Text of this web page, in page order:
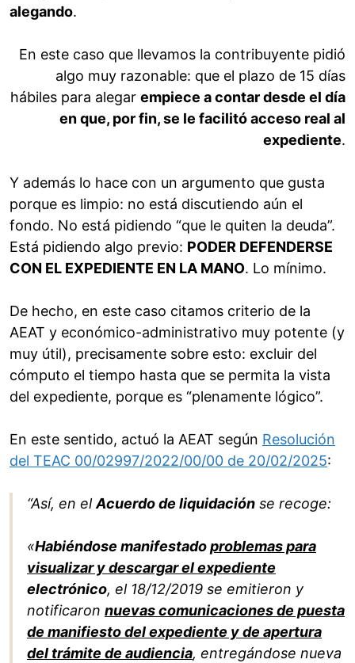
alegando.
En este caso que llevamos la contribuyente pidió
algo muy razonable: que el plazo de 15 días
hábiles para alegar empiece a contar desde el día
en que, por fin, se le facilitó acceso real al
expediente.
Y además lo hace con un argumento que gusta
porque es limpio: no está discutiendo aún el
fondo. No está pidiendo “que le quiten la deuda”.
Está pidiendo algo previo: PODER DEFENDERSE
CON EL EXPEDIENTE EN LA MANO. Lo mínimo.
De hecho, en este caso citamos criterio de la
AEAT y económico-administrativo muy potente (y
muy útil), precisamente sobre esto: excluir del
cómputo el tiempo hasta que se permita la vista
del expediente, porque es “plenamente lógico”.
En este sentido, actuó la AEAT según Resolución
del TEAC 00/02997/2022/00/00 de 20/02/2025:
“Así, en elAcuerdo de liquidación se recoge:
«Habiéndose manifestadoproblemas para
visualizar y descargar el expediente
electrónico, el 18/12/2019 se emitieron y
notificaron nuevas comunicaciones de puesta
de manifiesto del expediente y de apertura
del trámite de audiencia, entregándose nueva